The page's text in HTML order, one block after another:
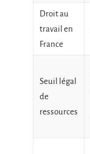
Droit au
travail en
France
Seuil légal
de
ressources